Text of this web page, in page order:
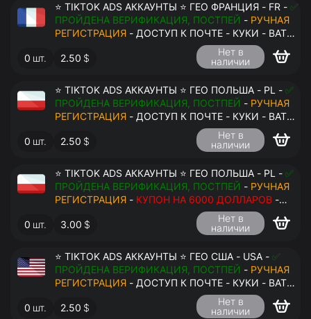
⭐ TIKTOK ADS АККАУНТЫ ⭐ ГЕО ФРАНЦИЯ - FR - ✅
ПРОЙДЕНА ВЕРИФИКАЦИЯ, ПОСТПЕЙ - РУЧНАЯ
РЕГИСТРАЦИЯ - ДОСТУП К ПОЧТЕ - КУКИ - ВАТ
ЗАПОЛНЕН - ПЕРЕДАЧА В АНТИДЕТЕКТ
0 шт. 2.50 $
Нет в
наличии
⭐ TIKTOK ADS АККАУНТЫ ⭐ ГЕО ПОЛЬША - PL - ✅
ПРОЙДЕНА ВЕРИФИКАЦИЯ, ПОСТПЕЙ - РУЧНАЯ
РЕГИСТРАЦИЯ - ДОСТУП К ПОЧТЕ - КУКИ - ВАТ
ЗАПОЛНЕН - ПЕРЕДАЧА В АНТИДЕТЕКТ
0 шт. 2.50 $
Нет в
наличии
⭐ TIKTOK ADS АККАУНТЫ ⭐ ГЕО ПОЛЬША - PL - ✅
ПРОЙДЕНА ВЕРИФИКАЦИЯ, ПОСТПЕЙ - РУЧНАЯ
РЕГИСТРАЦИЯ - КУПОН НА 6000 ДОЛЛАРОВ -
ДОСТУП К ПОЧТЕ - КУКИ - ВАТ ЗАПОЛНЕН -
ПЕРЕДАЧА В АНТИДЕТЕКТ
0 шт. 3.00 $
Нет в
наличии
⭐ TIKTOK ADS АККАУНТЫ ⭐ ГЕО США - USA - ✅
ПРОЙДЕНА ВЕРИФИКАЦИЯ, ПОСТПЕЙ - РУЧНАЯ
РЕГИСТРАЦИЯ - ДОСТУП К ПОЧТЕ - КУКИ - ВАТ
ЗАПОЛНЕН - ПЕРЕДАЧА В АНТИДЕТЕКТ
0 шт. 2.50 $
Нет в
наличии